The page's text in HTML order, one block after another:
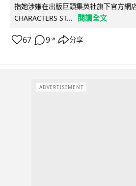
指她涉嫌在出版巨頭集英社旗下官方網
CHARACTERS ST...
閱讀全文
67 9 ↗ 分享
ADVERTISEMENT